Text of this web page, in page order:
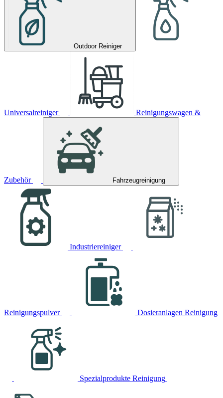
Outdoor Reiniger
Universalreiniger Reinigungswagen &
Zubehör Fahrzeugreinigung
Industriereiniger
Reinigungspulver Dosieranlagen Reinigung
Spezialprodukte Reinigung